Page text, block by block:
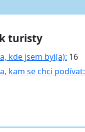
turisty
kde jsem byl(a): 16
kam se chci podívat: